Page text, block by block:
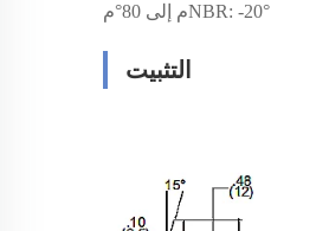
NBR: -20°م إلى 80°م
التثبيت